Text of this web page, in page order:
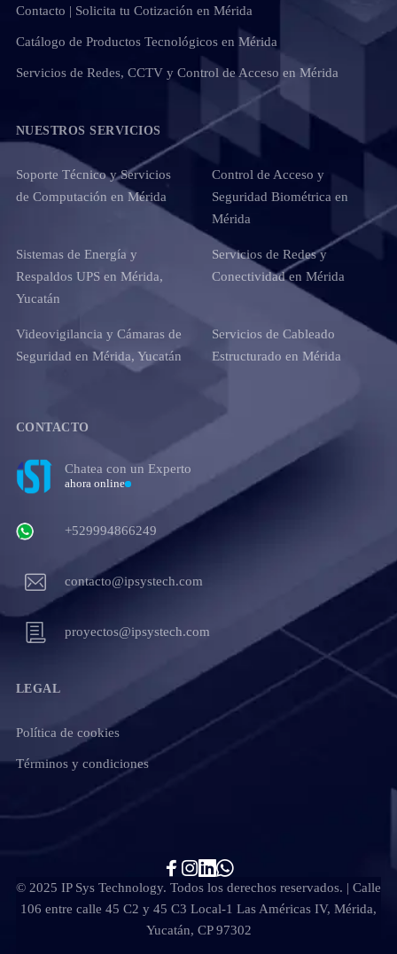
Contacto | Solicita tu Cotización en Mérida
Catálogo de Productos Tecnológicos en Mérida
Servicios de Redes, CCTV y Control de Acceso en Mérida
NUESTROS SERVICIOS
Soporte Técnico y Servicios
de Computación en Mérida
Control de Acceso y
Seguridad Biométrica en
Mérida
Sistemas de Energía y
Respaldos UPS en Mérida,
Yucatán
Servicios de Redes y
Conectividad en Mérida
Videovigilancia y Cámaras de
Seguridad en Mérida, Yucatán
Servicios de Cableado
Estructurado en Mérida
CONTACTO
Chatea con un Experto
ahora online
+529994866249
contacto@ipsystech.com
proyectos@ipsystech.com
LEGAL
Política de cookies
Términos y condiciones
© 2025 IP Sys Technology. Todos los derechos reservados. | Calle
106 entre calle 45 C2 y 45 C3 Local-1 Las Américas IV, Mérida,
Yucatán, CP 97302